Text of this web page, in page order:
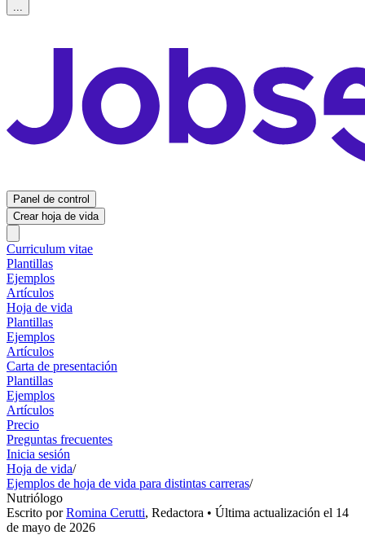
...
Panel de control
Crear hoja de vida
Curriculum vitae
Plantillas
Ejemplos
Artículos
Hoja de vida
Plantillas
Ejemplos
Artículos
Carta de presentación
Plantillas
Ejemplos
Artículos
Precio
Preguntas frecuentes
Inicia sesión
Hoja de vida/
Ejemplos de hoja de vida para distintas carreras/
Nutriólogo
Escrito porRomina Cerutti, Redactora • Última actualización el 14
de mayo de 2026